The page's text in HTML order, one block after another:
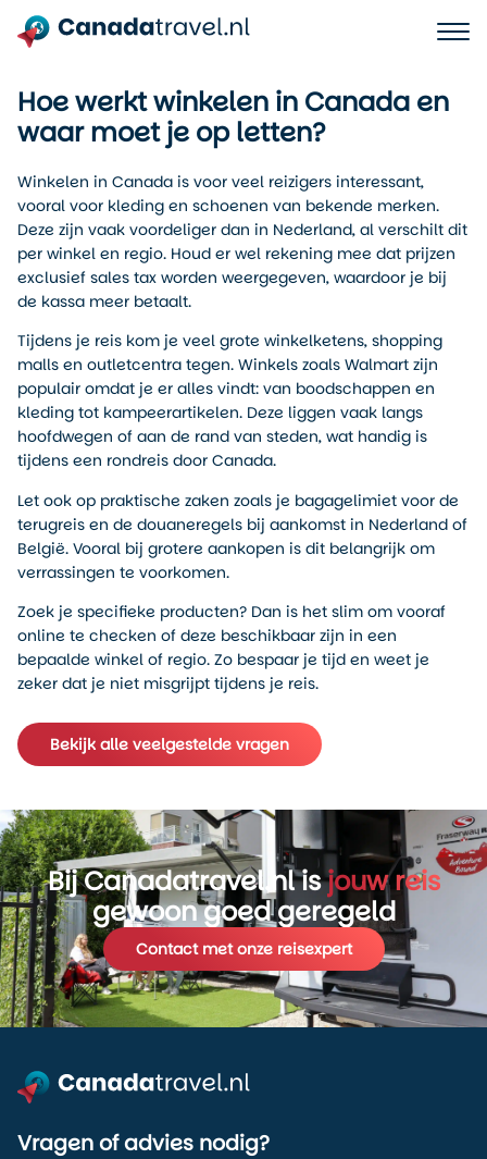
Hoe werkt winkelen in Canada en
waar moet je op letten?
Winkelen in Canada is voor veel reizigers interessant,
vooral voor kleding en schoenen van bekende merken.
Deze zijn vaak voordeliger dan in Nederland, al verschilt dit
per winkel en regio. Houd er wel rekening mee dat prijzen
exclusief sales tax worden weergegeven, waardoor je bij
de kassa meer betaalt.
Tijdens je reis kom je veel grote winkelketens, shopping
malls en outletcentra tegen. Winkels zoals Walmart zijn
populair omdat je er alles vindt: van boodschappen en
kleding tot kampeerartikelen. Deze liggen vaak langs
hoofdwegen of aan de rand van steden, wat handig is
tijdens een rondreis door Canada.
Let ook op praktische zaken zoals je bagagelimiet voor de
terugreis en de douaneregels bij aankomst in Nederland of
België. Vooral bij grotere aankopen is dit belangrijk om
verrassingen te voorkomen.
Zoek je specifieke producten? Dan is het slim om vooraf
online te checken of deze beschikbaar zijn in een
bepaalde winkel of regio. Zo bespaar je tijd en weet je
zeker dat je niet misgrijpt tijdens je reis.
Bekijk alle veelgestelde vragen
Bij Canadatravel.nl isjouw reis
gewoon goed geregeld
Contact met onze reisexpert
Vragen of advies nodig?